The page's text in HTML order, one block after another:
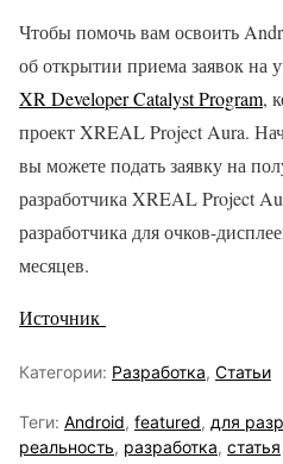
Чтобы помочь вам освоить
об открытии приема заявок на
XR Developer Catalyst Program,
проект XREAL Project Aura.
вы можете подать заявку на
разработчика XREAL Project
разработчика для очков-
месяцев.
Источник
Категории: Разработка, Статьи
Теги: Android, featured, для
реальность, разработка, статья